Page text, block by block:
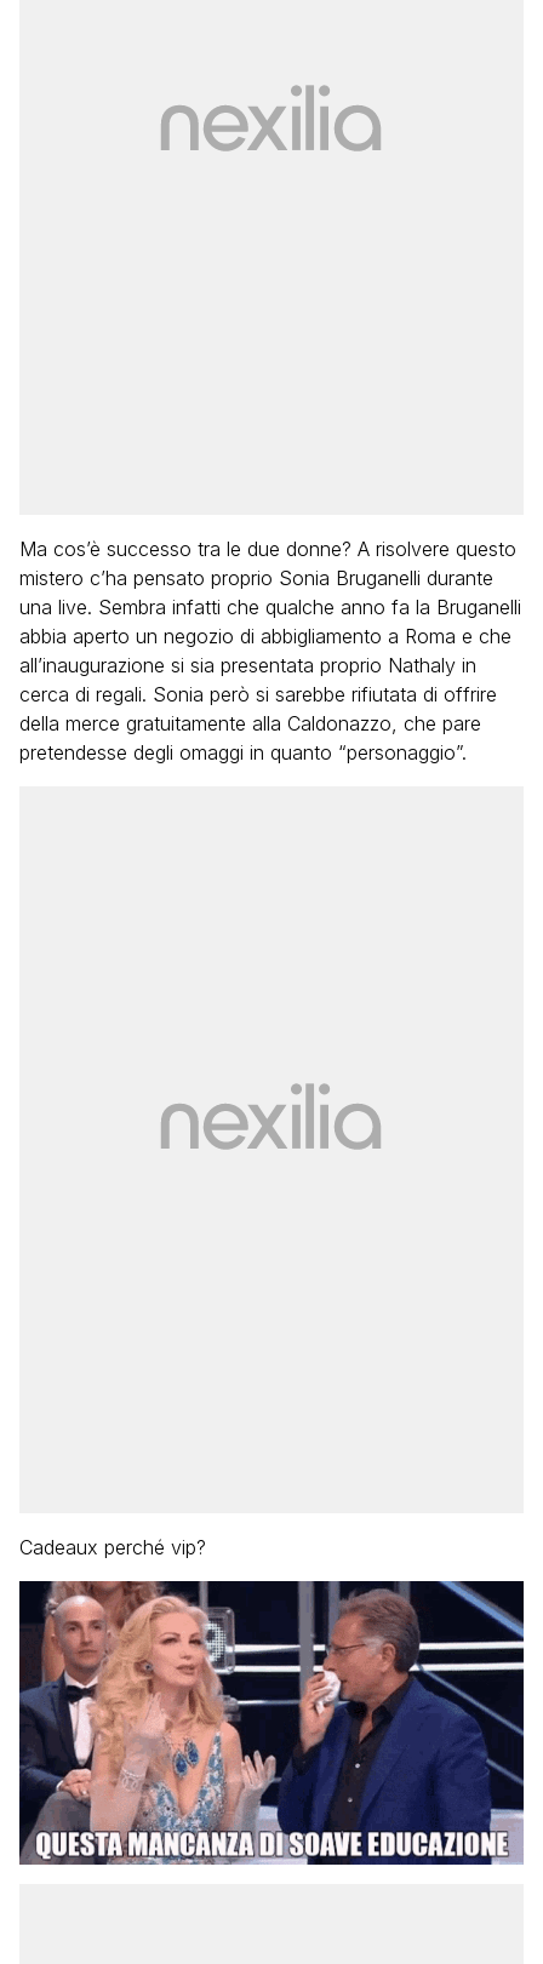
Ma cos’è successo tra le due donne? A risolvere questo
mistero c’ha pensato proprio Sonia Bruganelli durante
una live. Sembra infatti che qualche anno fa la Bruganelli
abbia aperto un negozio di abbigliamento a Roma e che
all’inaugurazione si sia presentata proprio Nathaly in
cerca di regali. Sonia però si sarebbe rifiutata di offrire
della merce gratuitamente alla Caldonazzo, che pare
pretendesse degli omaggi in quanto “personaggio”.
Cadeaux perché vip?